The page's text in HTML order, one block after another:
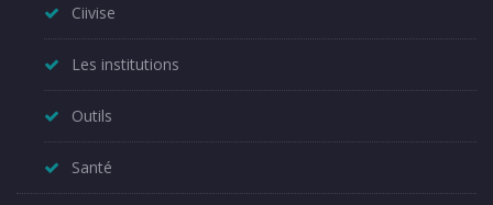
Ciivise
Les institutions
Outils
Santé